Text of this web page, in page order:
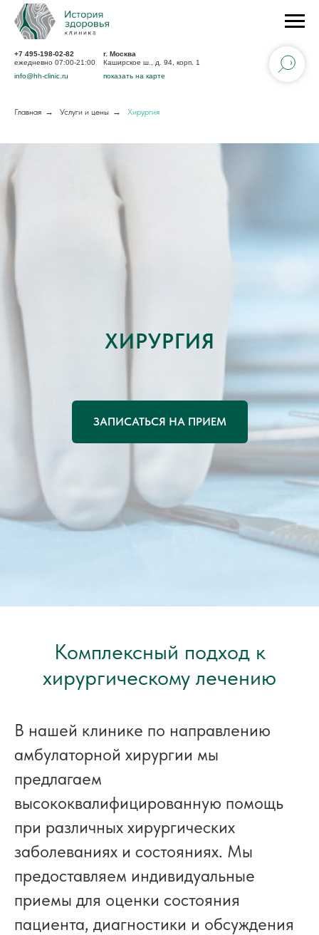
+7 495-198-02-82
ежедневно 07:00-21:00
г. Москва
Каширское ш., д. 94, корп. 1
info@hh-clinic.ru показать на карте
Главная → Услуги и цены → Хирургия
ХИРУРГИЯ
ЗАПИСАТЬСЯ НА ПРИЕМ
Комплексный подход к
хирургическому лечению
В нашей клинике по направлению
амбулаторной хирургии мы
предлагаем
высококвалифицированную помощь
при различных хирургических
заболеваниях и состояниях. Мы
предоставляем индивидуальные
приемы для оценки состояния
пациента, диагностики и обсуждения